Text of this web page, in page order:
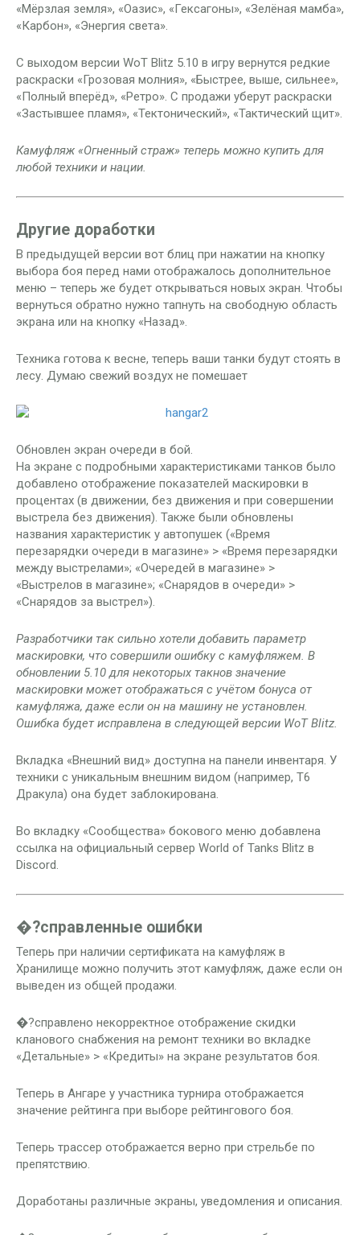
«Мёрзлая земля», «Оазис», «Гексагоны», «Зелёная мамба»,
«Карбон», «Энергия света».
С выходом версии WoT Blitz 5.10 в игру вернутся редкие
раскраски «Грозовая молния», «Быстрее, выше, сильнее»,
«Полный вперёд», «Ретро». С продажи уберут раскраски
«Застывшее пламя», «Тектонический», «Тактический щит».
Камуфляж «Огненный страж» теперь можно купить для
любой техники и нации.
Другие доработки
В предыдущей версии вот блиц при нажатии на кнопку
выбора боя перед нами отображалось дополнительное
меню – теперь же будет открываться новых экран. Чтобы
вернуться обратно нужно тапнуть на свободную область
экрана или на кнопку «Назад».
Техника готова к весне, теперь ваши танки будут стоять в
лесу. Думаю свежий воздух не помешает
Обновлен экран очереди в бой.
На экране с подробными характеристиками танков было
добавлено отображение показателей маскировки в
процентах (в движении, без движения и при совершении
выстрела без движения). Также были обновлены
названия характеристик у автопушек («Время
перезарядки очереди в магазине» > «Время перезарядки
между выстрелами»; «Очередей в магазине» >
«Выстрелов в магазине»; «Снарядов в очереди» >
«Снарядов за выстрел»).
Разработчики так сильно хотели добавить параметр
маскировки, что совершили ошибку с камуфляжем. В
обновлении 5.10 для некоторых такнов значение
маскировки может отображаться с учётом бонуса от
камуфляжа, даже если он на машину не установлен.
Ошибка будет исправлена в следующей версии WoT Blitz.
Вкладка «Внешний вид» доступна на панели инвентаря. У
техники с уникальным внешним видом (например, T6
Дракула) она будет заблокирована.
Во вкладку «Сообщества» бокового меню добавлена
ссылка на официальный сервер World of Tanks Blitz в
Discord.
�?справленные ошибки
Теперь при наличии сертификата на камуфляж в
Хранилище можно получить этот камуфляж, даже если он
выведен из общей продажи.
�?справлено некорректное отображение скидки
кланового снабжения на ремонт техники во вкладке
«Детальные» > «Кредиты» на экране результатов боя.
Теперь в Ангаре у участника турнира отображается
значение рейтинга при выборе рейтингового боя.
Теперь трассер отображается верно при стрельбе по
препятствию.
Доработаны различные экраны, уведомления и описания.